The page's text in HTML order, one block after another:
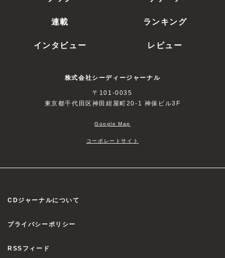
連載
ランキング
インタビュー
レビュー
株式会社シーディージャーナル
〒101-0035
東京都千代田区神田紺屋町20-1 神保ビル3F
Google Map
コーポレートサイト
CDジャーナルについて
プライバシーポリシー
RSSフィード